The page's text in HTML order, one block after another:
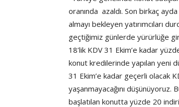
oranında azaldı. Son birkaç
almayı bekleyen yatırımcıları
geçtiğimiz günlerde yürürlüğe
18’lik KDV 31 Ekim’e kadar
konut kredilerinde yapılan yeni
31 Ekim’e kadar geçerli olacak
yaşanmayacağını düşünüyoruz.
başlatılan konutta yüzde 20